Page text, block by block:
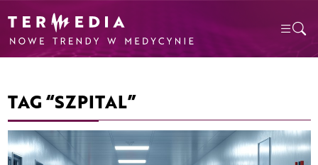
TAG “SZPITAL”